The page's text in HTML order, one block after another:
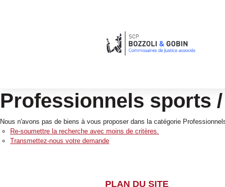
Professionnels sports
Nous n'avons pas de biens à vous proposer dans la catégorie
Re-soumettre la recherche avec moins de critères.
Transmettez-nous votre demande
PLAN DU SITE